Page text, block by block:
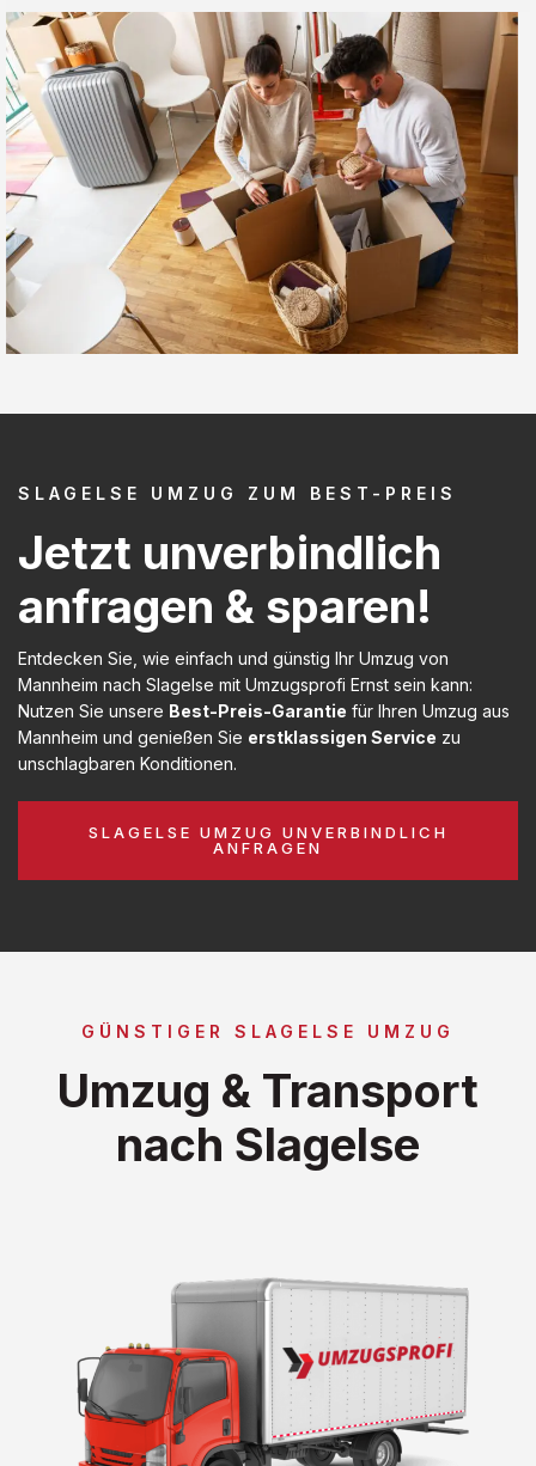
SLAGELSE UMZUG ZUM BEST-PREIS
Jetzt unverbindlich
anfragen & sparen!
Entdecken Sie, wie einfach und günstig Ihr Umzug von
Mannheim nach Slagelse mit Umzugsprofi Ernst sein kann:
Nutzen Sie unsere Best-Preis-Garantie für Ihren Umzug aus
Mannheim und genießen Sie erstklassigen Service zu
unschlagbaren Konditionen.
SLAGELSE UMZUG UNVERBINDLICH
ANFRAGEN
GÜNSTIGER SLAGELSE UMZUG
Umzug & Transport
nach Slagelse